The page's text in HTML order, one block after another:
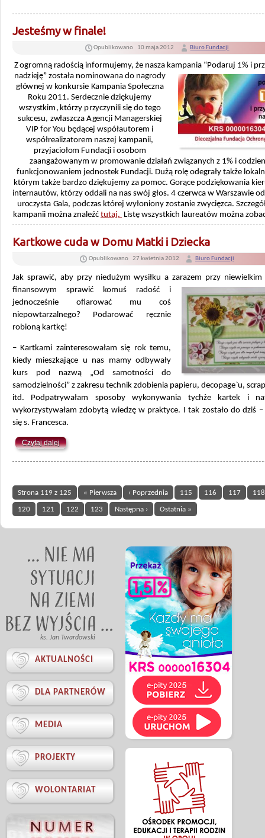
Jesteśmy w finale!
Opublikowano 10 maja 2012 Biuro Fundacji
Z ogromną radością informujemy, że nasza kampania “Podaruj 1% i
nadzieję” została nominowanado nagrody
głównej w konkursie Kampania Społeczna
Roku 2011. Serdecznie dziękujemy
wszystkim, którzy przyczynili się do tego
sukcesu, zwłaszcza Agencji Managerskiej
VIP for You będącej współautorem i
współrealizatorem naszej kampanii,
przyjaciołom Fundacji i osobom
zaangażowanym w promowanie działań związanych z 1% i
funkcjonowaniem jednostek Fundacji. Dużą rolę odegrały także
którym także bardzo dziękujemy za pomoc. Gorące podziękowania
internautów, którzy oddali na nas swój głos. 4 czerwca w Warszawie
uroczysta Gala, podczas której wyłoniony zostanie zwycięzca.
kampanii można znaleźć tutaj. Listę wszystkich laureatów można
Kartkowe cuda w Domu Matki i Dziecka
Opublikowano 27 kwietnia 2012 Biuro Fundacji
Jak sprawić, aby przy niedużym wysiłku a zarazem przy niewielkim
finansowym sprawić komuś radość i
jednocześnie ofiarować mu coś
niepowtarzalnego? Podarować ręcznie
robioną kartkę!
– Kartkami zainteresowałam się rok temu,
kiedy mieszkające u nas mamy odbywały
kurs pod nazwą „Od samotności do
samodzielności” z zakresu technik zdobienia papieru, decopage`u,
itd. Podpatrywałam sposoby wykonywania tychże kartek i
wykorzystywałam zdobytą wiedzę w praktyce. I tak zostało do dziś –
się s. Francesca.
Czytaj dalej
Strona 119 z 125 « Pierwsza ‹ Poprzednia 115 116 117 118
120 121 122 123 Następna › Ostatnia »
ks. Jan Twardowski
 AKTUALNOŚCI
 DLA PARTNERÓW
 MEDIA
 PROJEKTY
 WOLONTARIAT